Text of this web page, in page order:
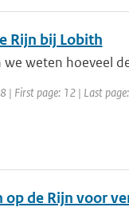
Rijn bij Lobith
weten hoeveel
| First page: 12 | Last
de Rijn voor